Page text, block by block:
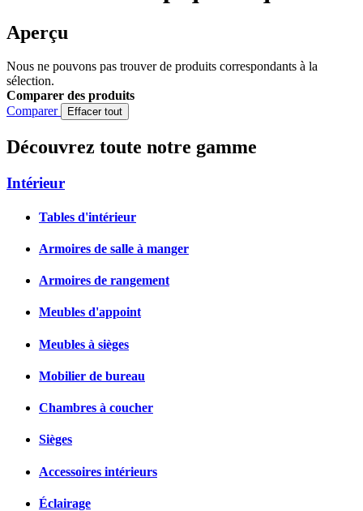
Aperçu
Nous ne pouvons pas trouver de produits correspondants à la
sélection.
Comparer des produits
Comparer
Effacer tout
Découvrez toute notre gamme
Intérieur
Tables d'intérieur
Armoires de salle à manger
Armoires de rangement
Meubles d'appoint
Meubles à sièges
Mobilier de bureau
Chambres à coucher
Sièges
Accessoires intérieurs
Éclairage